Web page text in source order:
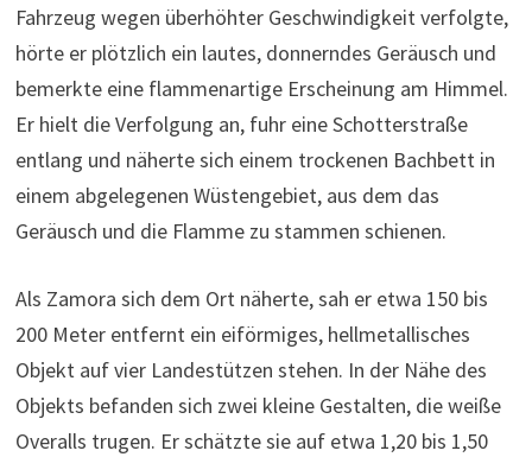
Fahrzeug wegen überhöhter Geschwindigkeit verfolgte,
hörte er plötzlich ein lautes, donnerndes Geräusch und
bemerkte eine flammenartige Erscheinung am Himmel.
Er hielt die Verfolgung an, fuhr eine Schotterstraße
entlang und näherte sich einem trockenen Bachbett in
einem abgelegenen Wüstengebiet, aus dem das
Geräusch und die Flamme zu stammen schienen.
Als Zamora sich dem Ort näherte, sah er etwa 150 bis
200 Meter entfernt ein eiförmiges, hellmetallisches
Objekt auf vier Landestützen stehen. In der Nähe des
Objekts befanden sich zwei kleine Gestalten, die weiße
Overalls trugen. Er schätzte sie auf etwa 1,20 bis 1,50